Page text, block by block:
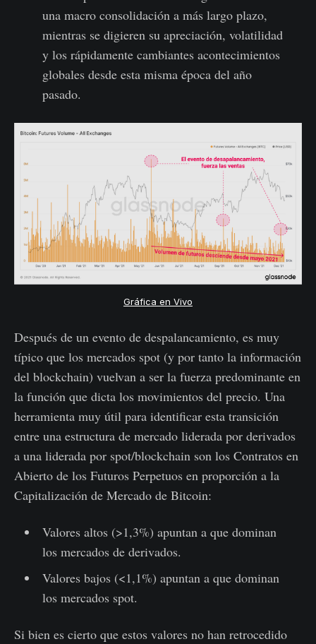
una macro consolidación a más largo plazo,
mientras se digieren su apreciación, volatilidad
y los rápidamente cambiantes acontecimientos
globales desde esta misma época del año
pasado.
Gráfica en Vivo
Después de un evento de despalancamiento, es muy
típico que los mercados spot (y por tanto la información
del blockchain) vuelvan a ser la fuerza predominante en
la función que dicta los movimientos del precio. Una
herramienta muy útil para identificar esta transición
entre una estructura de mercado liderada por derivados
a una liderada por spot/blockchain son los Contratos en
Abierto de los Futuros Perpetuos en proporción a la
Capitalización de Mercado de Bitcoin:
Valores altos (>1,3%) apuntan a que dominan
los mercados de derivados.
Valores bajos (<1,1%) apuntan a que dominan
los mercados spot.
Si bien es cierto que estos valores no han retrocedido